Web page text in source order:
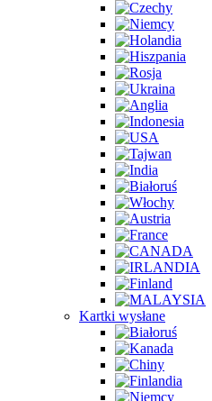
Kartki wysłane